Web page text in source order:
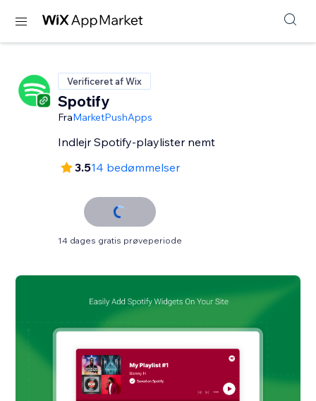
Verificeret af Wix
Spotify
FraMarketPushApps
Indlejr Spotify-playlister nemt
3.514 bedømmelser
14 dages gratis prøveperiode